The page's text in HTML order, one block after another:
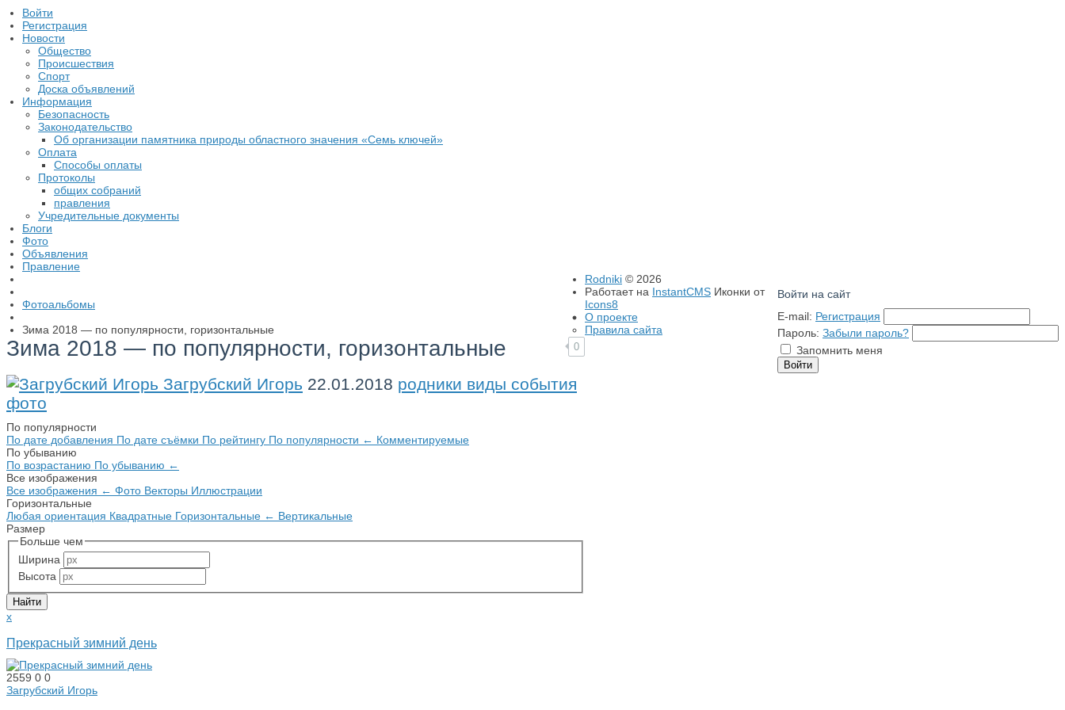
Войти
Регистрация
Новости
Общество
Происшествия
Спорт
Доска объявлений
Информация
Безопасность
Законодательство
Об организации памятника природы областного значения «Семь ключей»
Оплата
Способы оплаты
Протоколы
общих собраний
правления
Учредительные документы
Блоги
Фото
Объявления
Правление
Фотоальбомы
Зима 2018 — по популярности, горизонтальные
0
Зима 2018 — по популярности, горизонтальные
Загрубский Игорь 22.01.2018 родники виды события
фото
По популярности
По дате добавления По дате съёмки По рейтингу По популярности ← Комментируемые
По убыванию
По возрастанию По убыванию ←
Все изображения
Все изображения ← Фото Векторы Иллюстрации
Горизонтальные
Любая ориентация Квадратные Горизонтальные ← Вертикальные
Размер
Больше чем
Ширина
Высота
x
Прекрасный зимний день
2559 0 0
Загрубский Игорь
Войти на сайт
E-mail: Регистрация
Пароль: Забыли пароль?
Запомнить меня
Rodniki © 2026
Работает на InstantCMS Иконки от
Icons8
О проекте
Правила сайта